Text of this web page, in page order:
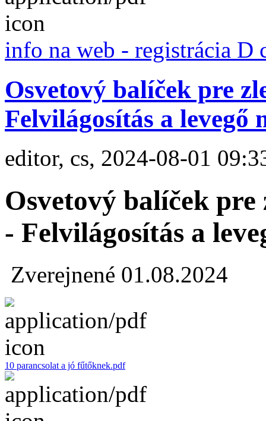
info na web - registrácia D
Osvetový balíček pre
Felvilágosítás a levegő
editor, cs, 2024-08-01
Osvetový balíček
- Felvilágosítás a
Zverejnené 01.08.2024
10 parancsolat a jó fűtőknek.pdf